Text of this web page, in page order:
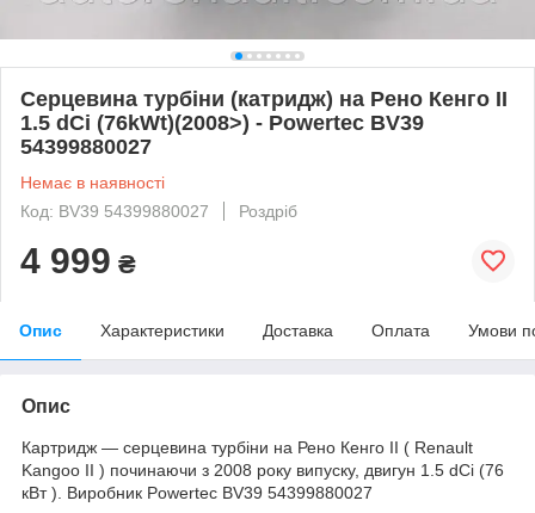
Серцевина турбіни (катридж) на Рено Кенго II
1.5 dCi (76kWt)(2008>) - Powertec BV39
54399880027
Немає в наявності
Код: BV39 54399880027
Роздріб
4 999 ₴
Опис Характеристики Доставка Оплата Умови
Опис
Картридж ― серцевина турбіни на Рено Кенго II ( Renault
Kangoo II ) починаючи з 2008 року випуску, двигун 1.5 dCi (76
кВт ). Виробник Powertec BV39 54399880027